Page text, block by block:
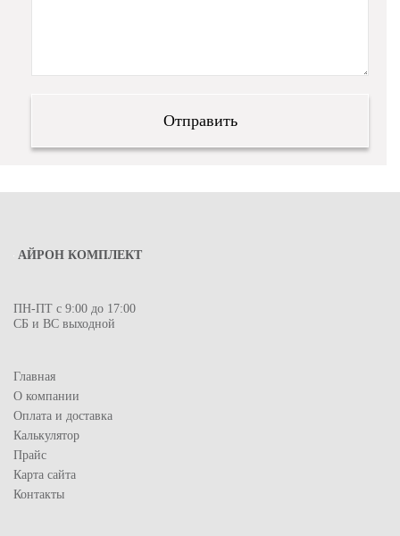
АЙРОН КОМПЛЕКТ
ПН-ПТ с 9:00 до 17:00
СБ и ВС выходной
Главная
О компании
Оплата и доставка
Калькулятор
Прайс
Карта сайта
Контакты